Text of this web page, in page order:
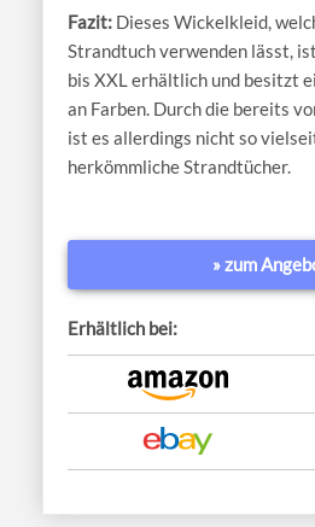
Dieses Wickelkleid,
Strandtuch verwenden lässt,
bis XXL erhältlich und besitzt
an Farben. Durch die bereits
ist es allerdings nicht so
herkömmliche Strandtücher.
» zum
Erhältlich bei: